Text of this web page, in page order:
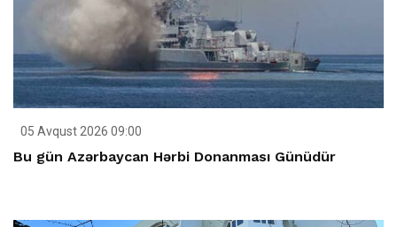
05 Avqust 2026 09:00
Bu gün Azərbaycan Hərbi Donanması Günüdür